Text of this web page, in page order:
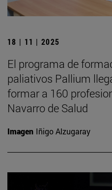
18 | 11 | 2025
El programa de
paliativos Pallium
formar a 160
Navarro de Salud
Imagen Iñigo Alzugaray